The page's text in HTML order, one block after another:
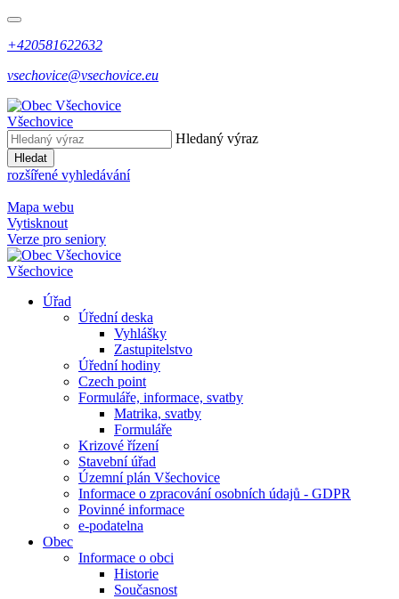
+420581622632
vsechovice@vsechovice.eu
Všechovice
Hledaný výraz
Hledat
rozšířené vyhledávání
Mapa webu
Vytisknout
Verze pro seniory
Všechovice
Úřad
Úřední deska
Vyhlášky
Zastupitelstvo
Úřední hodiny
Czech point
Formuláře, informace, svatby
Matrika, svatby
Formuláře
Krizové řízení
Stavební úřad
Územní plán Všechovice
Informace o zpracování osobních údajů - GDPR
Povinné informace
e-podatelna
Obec
Informace o obci
Historie
Současnost